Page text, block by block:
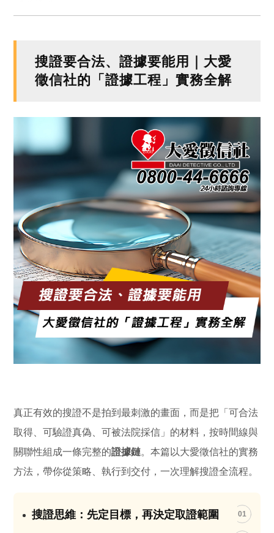
搜證要合法、證據要能用｜大愛
徵信社的「證據工程」實務全解
真正有效的搜證不是拍到最刺激的畫面，而是把「可合法
取得、可驗證真偽、可被法院採信」的材料，按時間線與
關聯性組成一條完整的證據鏈。本篇以大愛徵信社的實務
方法，帶你從策略、執行到交付，一次理解搜證全流程。
搜證思維：先定目標，再決定取證範圍 01